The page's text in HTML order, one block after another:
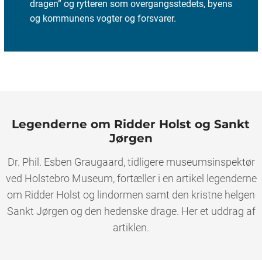
dragen” og rytteren som overgangsstedets, byens
og kommunens vogter og forsvarer.
Legenderne om Ridder Holst og Sankt
Jørgen
Dr. Phil. Esben Graugaard, tidligere museumsinspektør
ved Holstebro Museum, fortæller i en artikel legenderne
om Ridder Holst og lindormen samt den kristne helgen
Sankt Jørgen og den hedenske drage. Her et uddrag af
artiklen.